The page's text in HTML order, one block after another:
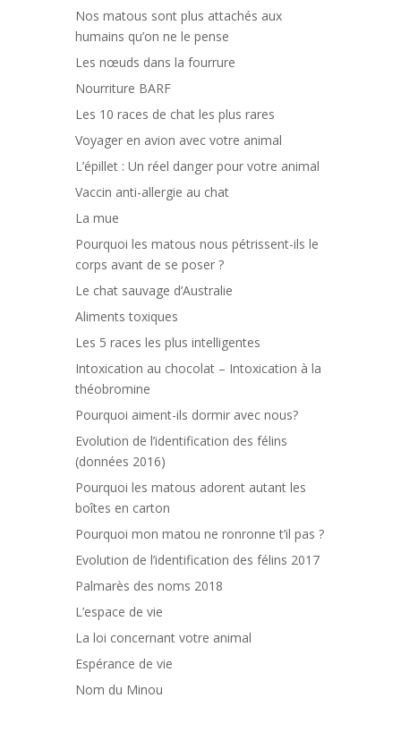
Nos matous sont plus attachés aux
humains qu’on ne le pense
Les nœuds dans la fourrure
Nourriture BARF
Les 10 races de chat les plus rares
Voyager en avion avec votre animal
L’épillet : Un réel danger pour votre animal
Vaccin anti-allergie au chat
La mue
Pourquoi les matous nous pétrissent-ils le
corps avant de se poser ?
Le chat sauvage d’Australie
Aliments toxiques
Les 5 races les plus intelligentes
Intoxication au chocolat – Intoxication à la
théobromine
Pourquoi aiment-ils dormir avec nous?
Evolution de l’identification des félins
(données 2016)
Pourquoi les matous adorent autant les
boîtes en carton
Pourquoi mon matou ne ronronne t’il pas ?
Evolution de l’identification des félins 2017
Palmarès des noms 2018
L’espace de vie
La loi concernant votre animal
Espérance de vie
Nom du Minou